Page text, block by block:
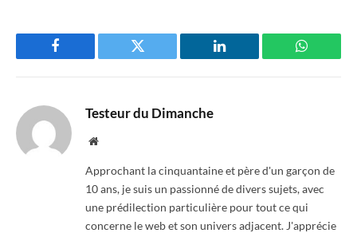
Facebook Twitter LinkedIn
Testeur du Dimanche
Website
Approchant la cinquantaine et père d'un garçon de
10 ans, je suis un passionné de divers sujets, avec
une prédilection particulière pour tout ce qui
concerne le web et son univers adjacent. J'apprécie